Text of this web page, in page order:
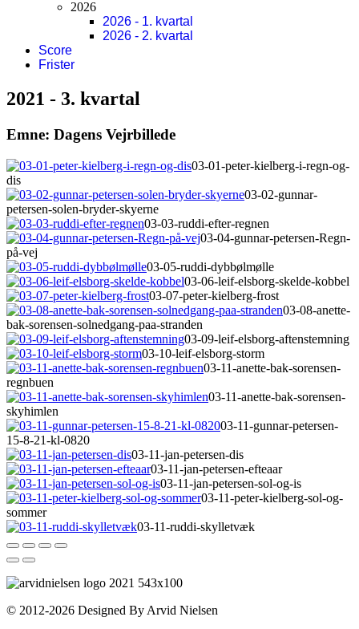
2026
2026 - 1. kvartal
2026 - 2. kvartal
Score
Frister
2021 - 3. kvartal
Emne: Dagens Vejrbillede
03-01-peter-kielberg-i-regn-og-
dis
03-02-gunnar-
petersen-solen-bryder-skyerne
03-03-ruddi-efter-regnen
03-04-gunnar-petersen-Regn-
på-vej
03-05-ruddi-dybbølmølle
03-06-leif-elsborg-skelde-kobbel
03-07-peter-kielberg-frost
03-08-anette-
bak-sorensen-solnedgang-paa-stranden
03-09-leif-elsborg-aftenstemning
03-10-leif-elsborg-storm
03-11-anette-bak-sorensen-
regnbuen
03-11-anette-bak-sorensen-
skyhimlen
03-11-gunnar-petersen-
15-8-21-kl-0820
03-11-jan-petersen-dis
03-11-jan-petersen-efteaar
03-11-jan-petersen-sol-og-is
03-11-peter-kielberg-sol-og-
sommer
03-11-ruddi-skylletvæk
© 2012-2026 Designed By Arvid Nielsen